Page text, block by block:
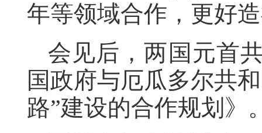
年等领域合作，更好
会见后，两国元首
国政府与厄瓜多尔共
路”建设的合作规划》